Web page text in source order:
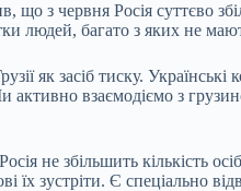
з червня Росія суттєво
людей, багато з яких не
як засіб тиску.
активно взаємодіємо з
не збільшить кількість
їх зустріти. Є спеціально